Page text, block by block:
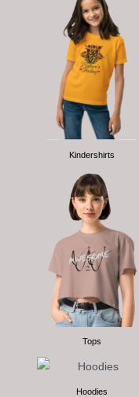
Kindershirts
Tops
Hoodies